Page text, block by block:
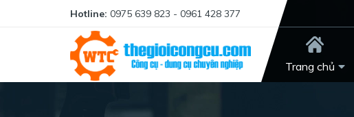
Hotline: 0975 639 823 - 0961 428 377
Trang chủ